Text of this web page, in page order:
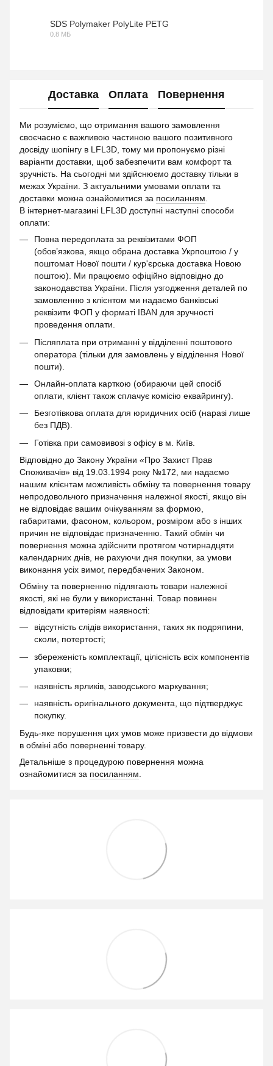
SDS Polymaker PolyLite PETG
0.8 МБ
Доставка Оплата Повернення
Ми розуміємо, що отримання вашого замовлення
своєчасно є важливою частиною вашого позитивного
досвіду шопінгу в LFL3D, тому ми пропонуємо різні
варіанти доставки, щоб забезпечити вам комфорт та
зручність. На сьогодні ми здійснюємо доставку тільки в
межах України. З актуальними умовами оплати та
доставки можна ознайомитися за посиланням.
В інтернет-магазині LFL3D доступні наступні способи
оплати:
Повна передоплата за реквізитами ФОП
(обов’язкова, якщо обрана доставка Укрпоштою / у
поштомат Нової пошти / кур'єрська доставка Новою
поштою). Ми працюємо офіційно відповідно до
законодавства України. Після узгодження деталей по
замовленню з клієнтом ми надаємо банківські
реквізити ФОП у форматі IBAN для зручності
проведення оплати.
Післяплата при отриманні у відділенні поштового
оператора (тільки для замовлень у відділення Нової
пошти).
Онлайн-оплата карткою (обираючи цей спосіб
оплати, клієнт також сплачує комісію еквайрингу).
Безготівкова оплата для юридичних осіб (наразі лише
без ПДВ).
Готівка при самовивозі з офісу в м. Київ.
Відповідно до Закону України «Про Захист Прав
Споживачів» від 19.03.1994 року №172, ми надаємо
нашим клієнтам можливість обміну та повернення товару
непродовольчого призначення належної якості, якщо він
не відповідає вашим очікуванням за формою,
габаритами, фасоном, кольором, розміром або з інших
причин не відповідає призначенню. Такий обмін чи
повернення можна здійснити протягом чотирнадцяти
календарних днів, не рахуючи дня покупки, за умови
виконання усіх вимог, передбачених Законом.
Обміну та поверненню підлягають товари належної
якості, які не були у використанні. Товар повинен
відповідати критеріям наявності:
відсутність слідів використання, таких як подряпини,
сколи, потертості;
збереженість комплектації, цілісність всіх компонентів
упаковки;
наявність ярликів, заводського маркування;
наявність оригінального документа, що підтверджує
покупку.
Будь-яке порушення цих умов може призвести до відмови
в обміні або поверненні товару.
Детальніше з процедурою повернення можна
ознайомитися за посиланням